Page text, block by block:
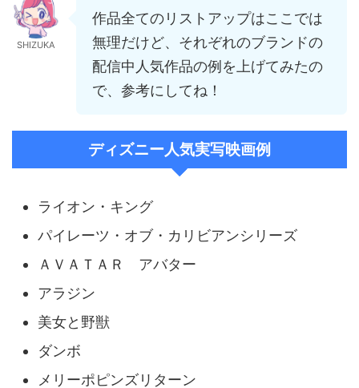
SHIZUKA
作品全てのリストアップはここでは
無理だけど、それぞれのブランドの
配信中人気作品の例を上げてみたの
で、参考にしてね！
ディズニー人気実写映画例
ライオン・キング
パイレーツ・オブ・カリビアンシリーズ
ＡＶＡＴＡＲ アバター
アラジン
美女と野獣
ダンボ
メリーポピンズリターン